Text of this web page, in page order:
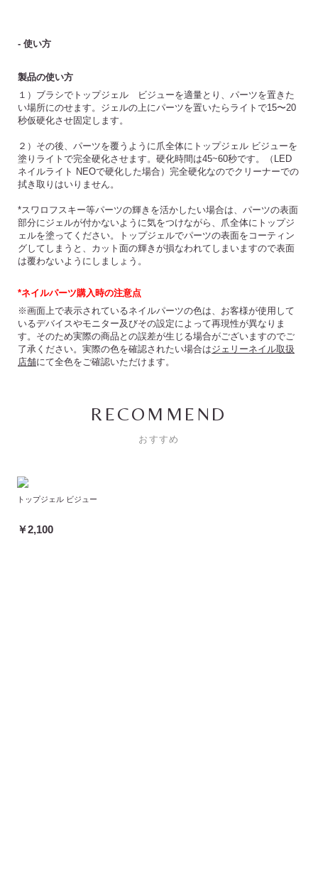
- 使い方
製品の使い方
１）ブラシでトップジェル ビジューを適量とり、パーツを置きた
い場所にのせます。ジェルの上にパーツを置いたらライトで15〜20
秒仮硬化させ固定します。
２）その後、パーツを覆うように爪全体にトップジェル ビジューを
塗りライトで完全硬化させます。硬化時間は45~60秒です。（LED
ネイルライト NEOで硬化した場合）完全硬化なのでクリーナーでの
拭き取りはいりません。
*スワロフスキー等パーツの輝きを活かしたい場合は、パーツの表面
部分にジェルが付かないように気をつけながら、爪全体にトップジ
ェルを塗ってください。トップジェルでパーツの表面をコーティン
グしてしまうと、カット面の輝きが損なわれてしまいますので表面
は覆わないようにしましょう。
*ネイルパーツ購入時の注意点
※画面上で表示されているネイルパーツの色は、お客様が使用して
いるデバイスやモニター及びその設定によって再現性が異なりま
す。そのため実際の商品との誤差が生じる場合がございますのでご
了承ください。実際の色を確認されたい場合はジェリーネイル取扱
店舗にて全色をご確認いただけます。
RECOMMEND
おすすめ
トップジェル ビジュー
￥2,100